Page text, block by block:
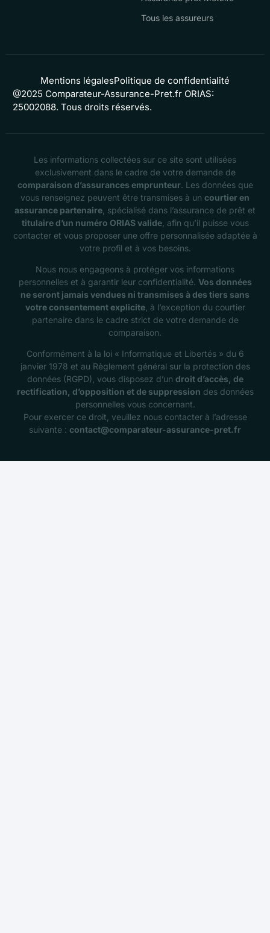
Tous les assureurs
@2025 Comparateur-Assurance-Pret.fr ORIAS:
25002088. Tous droits réservés.
Mentions légalesPolitique de confidentialité
Les informations collectées sur ce site sont utilisées
exclusivement dans le cadre de votre demande de
comparaison d’assurances emprunteur. Les données que
vous renseignez peuvent être transmises à un courtier en
assurance partenaire , spécialisé dans l’assurance de prêt et
titulaire d’un numéro ORIAS valide, afin qu’il puisse vous
contacter et vous proposer une offre personnalisée adaptée à
votre profil et à vos besoins.
Nous nous engageons à protéger vos informations
personnelles et à garantir leur confidentialité. Vos données
ne seront jamais vendues ni transmises à des tiers sans
votre consentement explicite, à l’exception du courtier
partenaire dans le cadre strict de votre demande de
comparaison.
Conformément à la loi « Informatique et Libertés » du 6
janvier 1978 et au Règlement général sur la protection des
données (RGPD), vous disposez d’un droit d’accès, de
rectification, d’opposition et de suppression des données
personnelles vous concernant.
Pour exercer ce droit, veuillez nous contacter à l’adresse
suivante : contact@comparateur-assurance-pret.fr